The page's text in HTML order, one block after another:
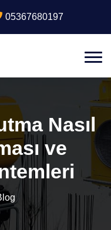
05367680197
Nasıl
ve